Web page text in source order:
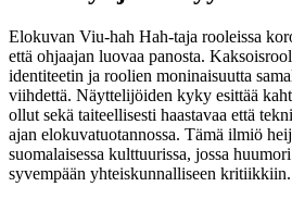
Elokuvan Viu-hah Hah-taja rooleissa
että ohjaajan luovaa panosta.
identiteetin ja roolien moninaisuutta
viihdettä. Näyttelijöiden kyky esittää
ollut sekä taiteellisesti haastavaa että
ajan elokuvatuotannossa. Tämä ilmiö
suomalaisessa kulttuurissa, jossa
syvempään yhteiskunnalliseen kritiikkiin.